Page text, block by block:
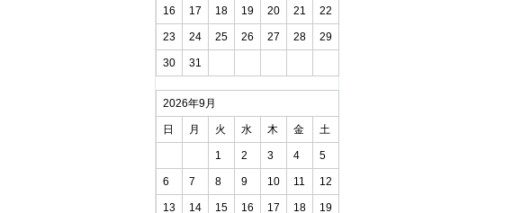
16 17 18 19 20 21 22
23 24 25 26 27 28 29
30 31
2026年9月
日 月 火 水 木 金 土
1 2 3 4 5
6 7 8 9 10 11 12
13 14 15 16 17 18 19